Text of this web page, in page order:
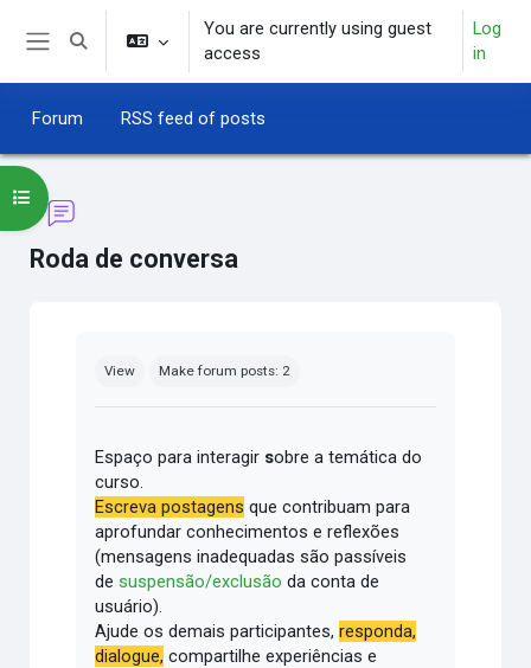
Skip to main content
Toggle search input
You are currently using guest
access
Log
in
Forum RSS feed of posts
Roda de conversa
Open course index
View Make forum posts: 2
Espaço para interagir sobre a temática do
curso.
Escreva postagens que contribuam para
aprofundar conhecimentos e reflexões
(mensagens inadequadas são passíveis
desuspensão/exclusão da conta de
usuário).
Ajude os demais participantes,responda,
dialogue, compartilhe experiências e